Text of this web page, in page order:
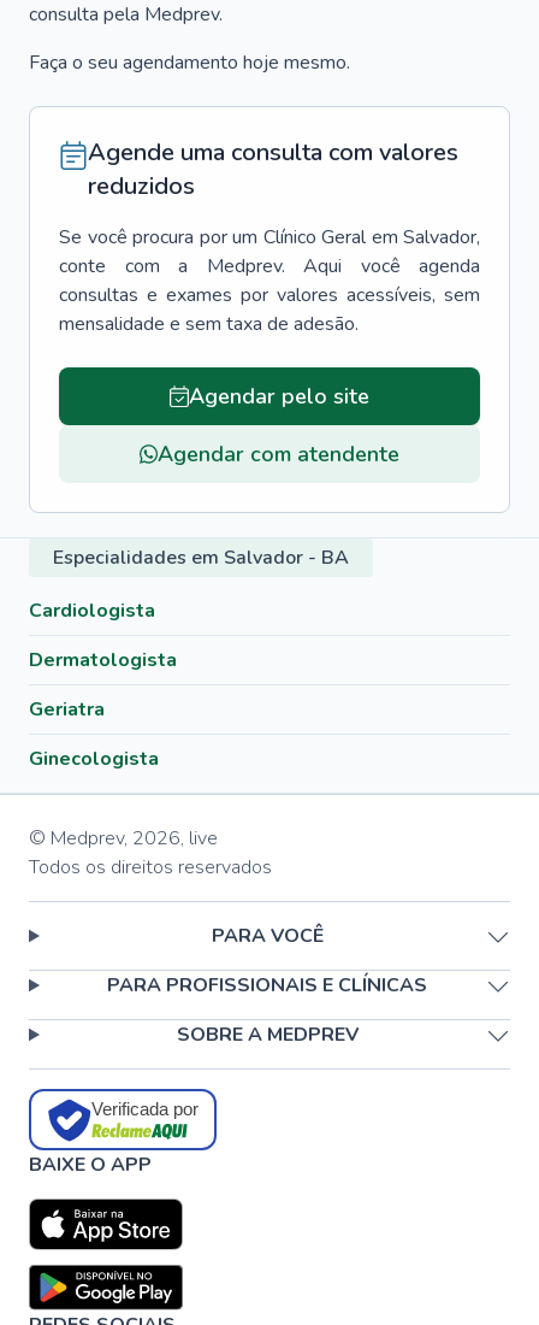
consulta pela Medprev.
Faça o seu agendamento hoje mesmo.
Agende uma consulta com valores
reduzidos
Se você procura por um Clínico Geral em Salvador,
conte com a Medprev. Aqui você agenda
consultas e exames por valores acessíveis, sem
mensalidade e sem taxa de adesão.
Agendar pelo site
Agendar com atendente
Especialidades em Salvador - BA
Cardiologista
Dermatologista
Geriatra
Ginecologista
© Medprev, 2026, live
Todos os direitos reservados
PARA VOCÊ
PARA PROFISSIONAIS E CLÍNICAS
SOBRE A MEDPREV
Verificada por
BAIXE O APP